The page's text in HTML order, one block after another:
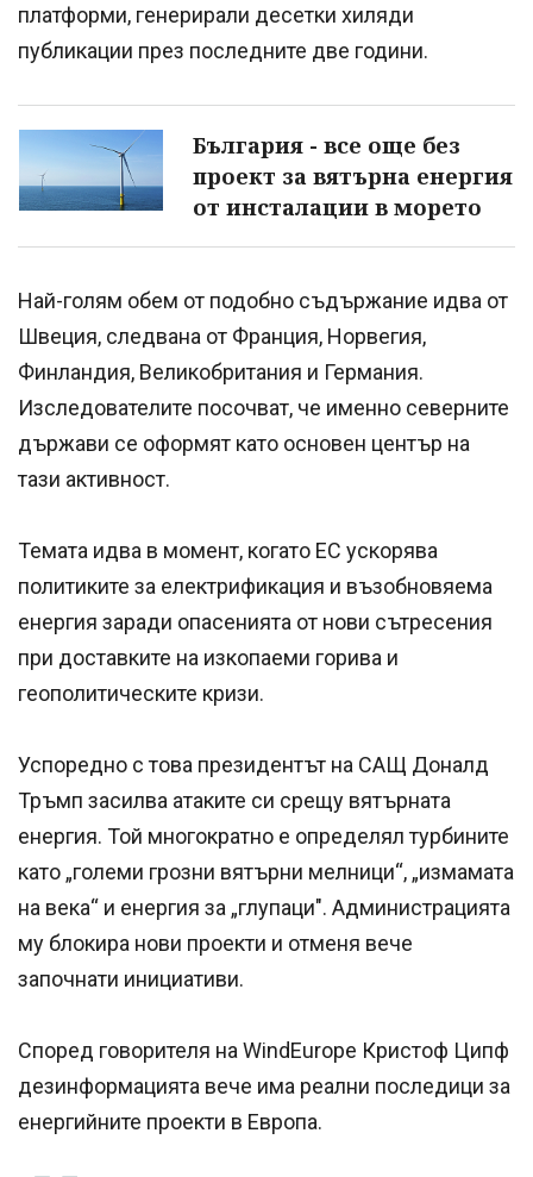
платформи, генерирали десетки хиляди
публикации през последните две години.
България - все още без
проект за вятърна енергия
от инсталации в морето
Най-голям обем от подобно съдържание идва от
Швеция, следвана от Франция, Норвегия,
Финландия, Великобритания и Германия.
Изследователите посочват, че именно северните
държави се оформят като основен център на
тази активност.
Темата идва в момент, когато ЕС ускорява
политиките за електрификация и възобновяема
енергия заради опасенията от нови сътресения
при доставките на изкопаеми горива и
геополитическите кризи.
Успоредно с това президентът на САЩ Доналд
Тръмп засилва атаките си срещу вятърната
енергия. Той многократно е определял турбините
като „големи грозни вятърни мелници“, „измамата
на века“ и енергия за „глупаци". Администрацията
му блокира нови проекти и отменя вече
започнати инициативи.
Според говорителя на WindEurope Кристоф Ципф
дезинформацията вече има реални последици за
енергийните проекти в Европа.